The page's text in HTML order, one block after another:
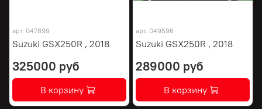
арт. 047899
Suzuki GSX250R , 2018
325000 руб
В корзину
арт. 049596
Suzuki GSX250R , 2018
289000 руб
В корзину